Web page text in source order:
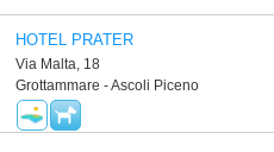
HOTEL PRATER
Via Malta, 18
Grottammare - Ascoli Piceno